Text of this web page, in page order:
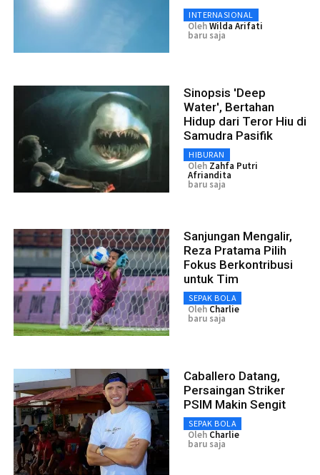
INTERNASIONAL
OlehWilda Arifati
baru saja
Sinopsis 'Deep
Water', Bertahan
Hidup dari Teror Hiu di
Samudra Pasifik
HIBURAN
Oleh Zahfa Putri
Afriandita
baru saja
Sanjungan Mengalir,
Reza Pratama Pilih
Fokus Berkontribusi
untuk Tim
SEPAK BOLA
Oleh Charlie
baru saja
Caballero Datang,
Persaingan Striker
PSIM Makin Sengit
SEPAK BOLA
Oleh Charlie
baru saja